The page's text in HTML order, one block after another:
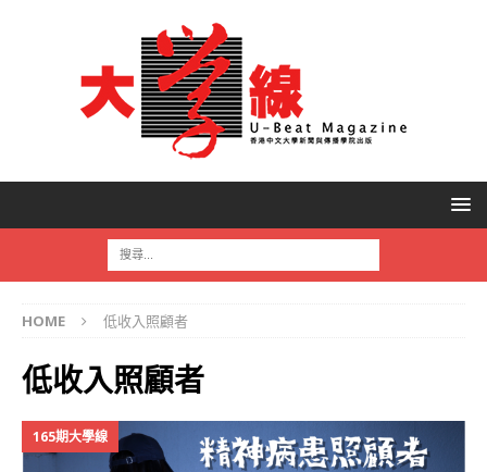
HOME 低收入照顧者
低收入照顧者
165期大學線